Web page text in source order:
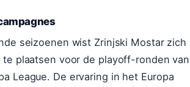
seizoenen wist Zrinjski Mostar zich
te plaatsen voor de playoff-ronden
League. De ervaring in het Europa